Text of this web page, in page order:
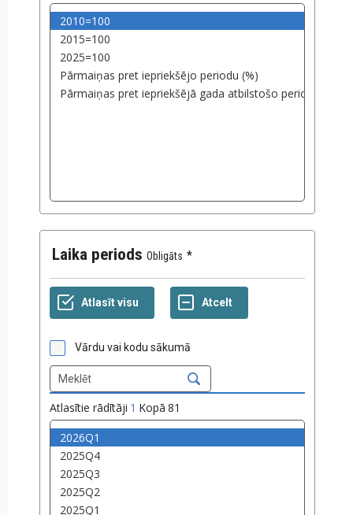
Laika periods Obligāts
Vārdu vai kodu sākumā
Atlasītie rādītāji 1 Kopā 81